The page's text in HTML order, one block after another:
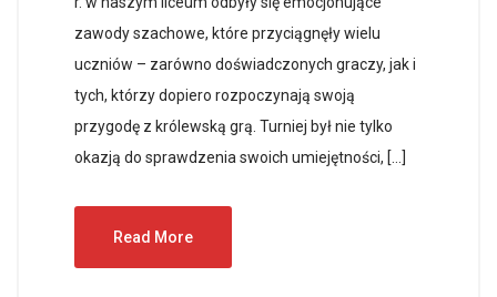
zawody szachowe, które przyciągnęły wielu
uczniów – zarówno doświadczonych graczy, jak i
tych, którzy dopiero rozpoczynają swoją
przygodę z królewską grą. Turniej był nie tylko
okazją do sprawdzenia swoich umiejętności, […]
Read More